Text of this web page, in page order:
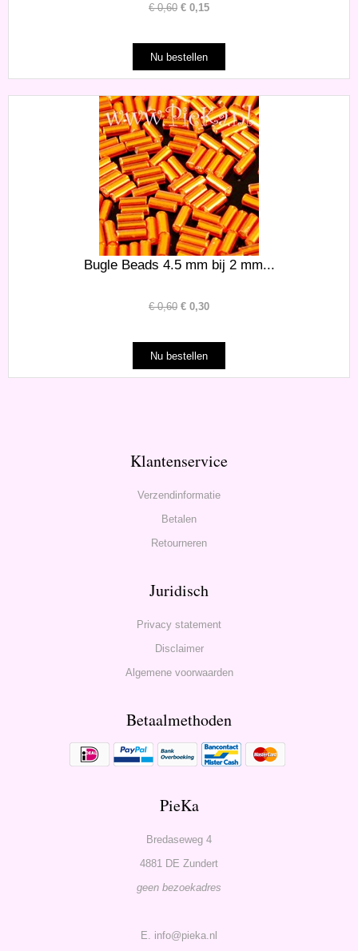
€0,60 € 0,15
Bugle Beads 4.5 mm bij 2 mm...
€0,60 € 0,30
Klantenservice
Verzendinformatie
Betalen
Retourneren
Juridisch
Privacy statement
Disclaimer
Algemene voorwaarden
Betaalmethoden
PieKa
Bredaseweg 4
4881 DE Zundert
geen bezoekadres
E. info@pieka.nl